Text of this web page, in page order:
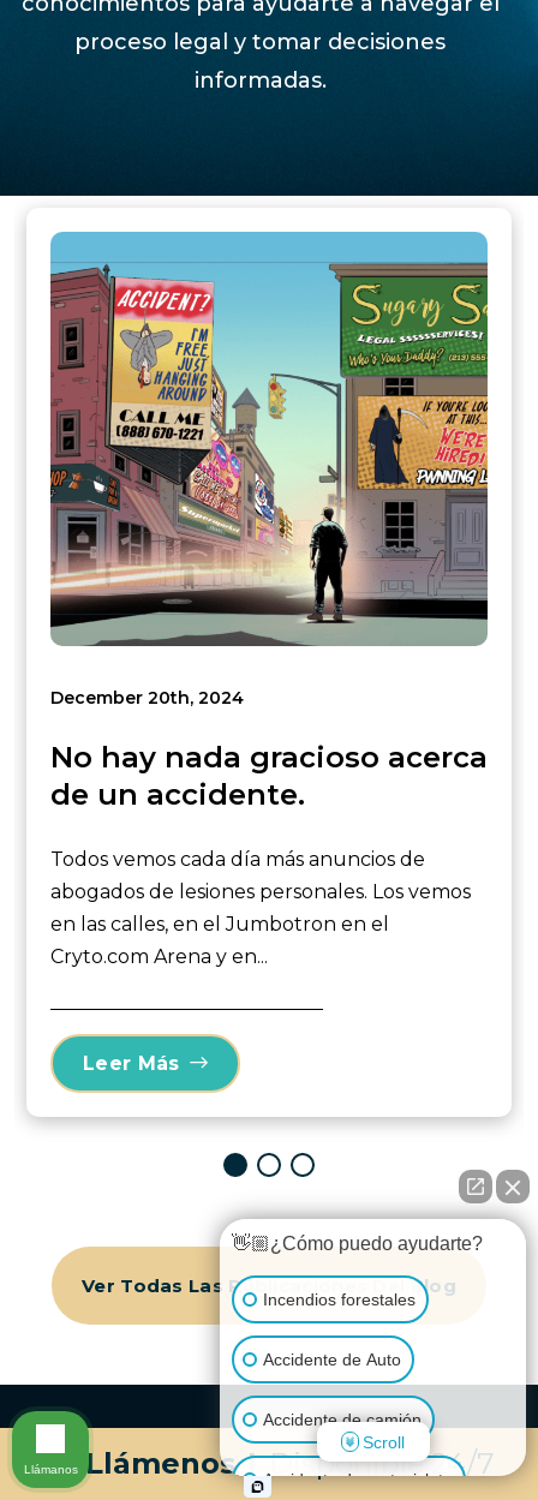
Llámenos | Disponible 24/7
proceso legal y tomar decisiones
informadas.
December 20th, 2024
No hay nada gracioso acerca
de un accidente.
Todos vemos cada día más anuncios de
abogados de lesiones personales. Los vemos
en las calles, en el Jumbotron en el
Cryto.com Arena y en...
Leer Más
Ver Todas Las Publicaciones Del Blog
👋🏼¿Cómo puedo ayudarte?
Incendios forestales
Accidente de Auto
Accidente de camión
Accidente de motocicleta
Scroll
Llámanos